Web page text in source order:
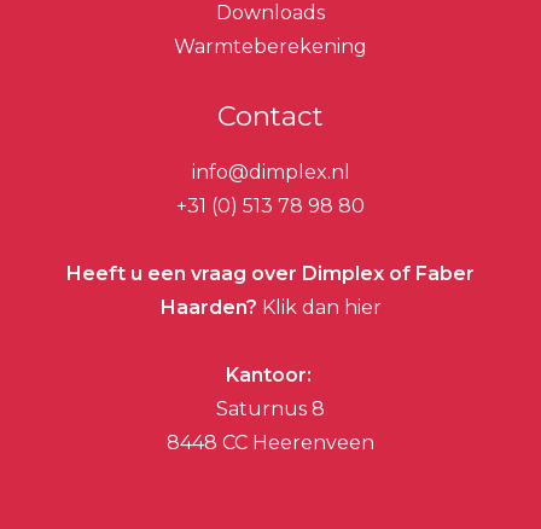
Downloads
Warmteberekening
Contact
info@dimplex.nl
+31 (0) 513 78 98 80
Heeft u een vraag over Dimplex of Faber
Haarden? Klik dan hier
Kantoor:
Saturnus 8
8448 CC Heerenveen